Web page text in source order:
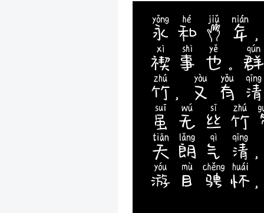
永和九年
禊事也。
竹，又有
虽无丝竹
天朗气清
游目骋怀